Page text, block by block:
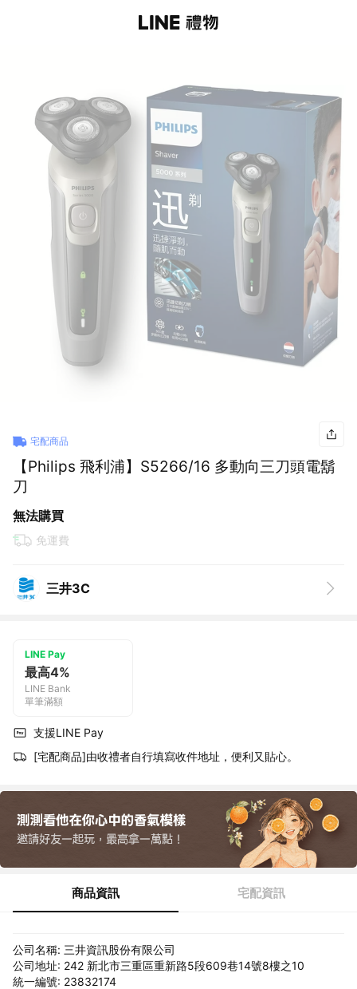
宅配商品
【Philips 飛利浦】S5266/16 多動向三刀頭電鬍
刀
無法購買
免運費
三井3C
LINE Pay
最高4%
LINE Bank
單筆滿額
支援LINE Pay
[宅配商品]由收禮者自行填寫收件地址，便利又貼心。
商品資訊 宅配資訊
公司名稱: 三井資訊股份有限公司
公司地址: 242 新北市三重區重新路5段609巷14號8樓之10
統一編號: 23832174